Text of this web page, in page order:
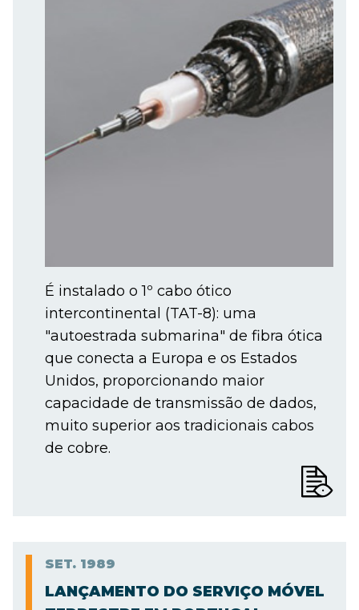
É instalado o 1º cabo ótico
intercontinental (TAT-8): uma
"autoestrada submarina" de fibra ótica
que conecta a Europa e os Estados
Unidos, proporcionando maior
capacidade de transmissão de dados,
muito superior aos tradicionais cabos
de cobre.
SET. 1989
LANÇAMENTO DO SERVIÇO MÓVEL